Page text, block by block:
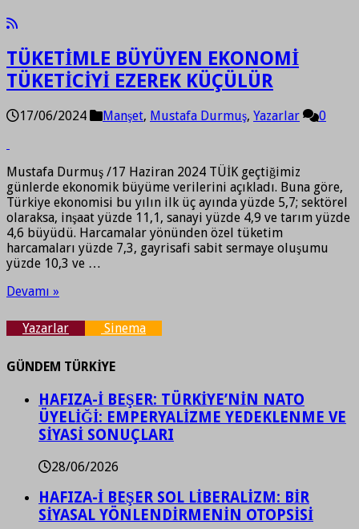
TÜKETİMLE BÜYÜYEN EKONOMİ
TÜKETİCİYİ EZEREK KÜÇÜLÜR
17/06/2024 Manşet, Mustafa Durmuş, Yazarlar 0
Mustafa Durmuş /17 Haziran 2024 TÜİK geçtiğimiz
günlerde ekonomik büyüme verilerini açıkladı. Buna göre,
Türkiye ekonomisi bu yılın ilk üç ayında yüzde 5,7; sektörel
olaraksa, inşaat yüzde 11,1, sanayi yüzde 4,9 ve tarım yüzde
4,6 büyüdü. Harcamalar yönünden özel tüketim
harcamaları yüzde 7,3, gayrisafi sabit sermaye oluşumu
yüzde 10,3 ve …
Devamı »
Yazarlar Sinema
GÜNDEM TÜRKİYE
HAFIZA-İ BEŞER: TÜRKİYE’NİN NATO
ÜYELİĞİ: EMPERYALİZME YEDEKLENME VE
SİYASİ SONUÇLARI
28/06/2026
HAFIZA-İ BEŞER SOL LİBERALİZM: BİR
SİYASAL YÖNLENDİRMENİN OTOPSİSİ